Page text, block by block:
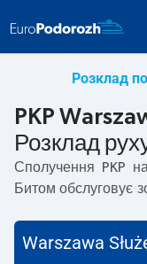
Розклад
PKP
Розклад
Сполучення PKP
Битом обслуговує
Służewiec– Битом
Warszawa